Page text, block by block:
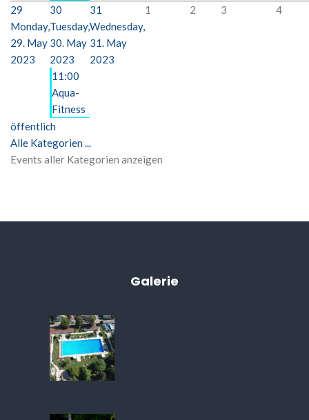
29
Monday,
29. May
2023
30
Tuesday,
30. May
2023
11:00
Aqua-
Fitness
31
Wednesday,
31. May
2023
1 2 3 4
öffentlich
Alle Kategorien ...
Events aller Kategorien anzeigen
Galerie